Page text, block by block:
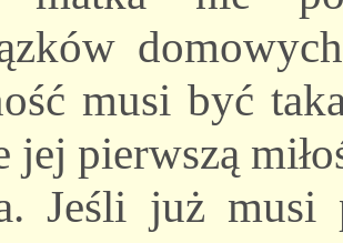
musi być
jej pierwszą
Jeśli już musi